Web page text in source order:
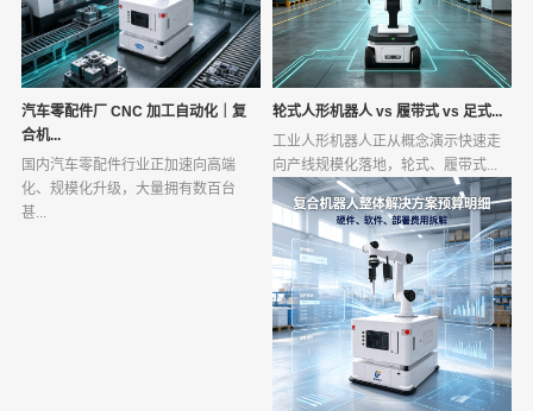
汽车零配件厂 CNC 加工自动化｜复
合机...
国内汽车零配件行业正加速向高端
化、规模化升级，大量拥有数百台
甚...
轮式人形机器人 vs 履带式 vs 足式...
工业人形机器人正从概念演示快速走
向产线规模化落地，轮式、履带式...